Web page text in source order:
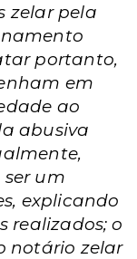
zelar pela
portanto,
em
ao
abusiva
ser um
explicando
realizados; o
notário zelar